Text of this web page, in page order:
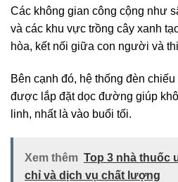
Các không gian công cộng như
và các khu vực trồng cây xanh
hòa, kết nối giữa con người và
Bên cạnh đó, hệ thống đèn
được lắp đặt dọc đường giúp
linh, nhất là vào buổi tối.
Xem thêm Top 3 nhà thuốc
chỉ và dịch vụ chất lượng